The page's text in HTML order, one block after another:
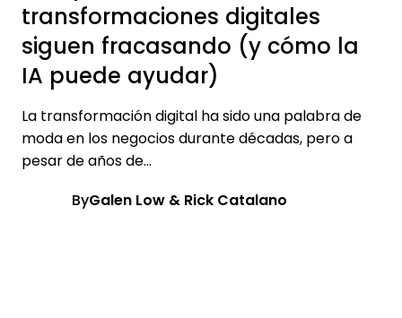
transformaciones digitales
siguen fracasando (y cómo la
IA puede ayudar)
La transformación digital ha sido una palabra de
moda en los negocios durante décadas, pero a
pesar de años de...
ByGalen Low & Rick Catalano